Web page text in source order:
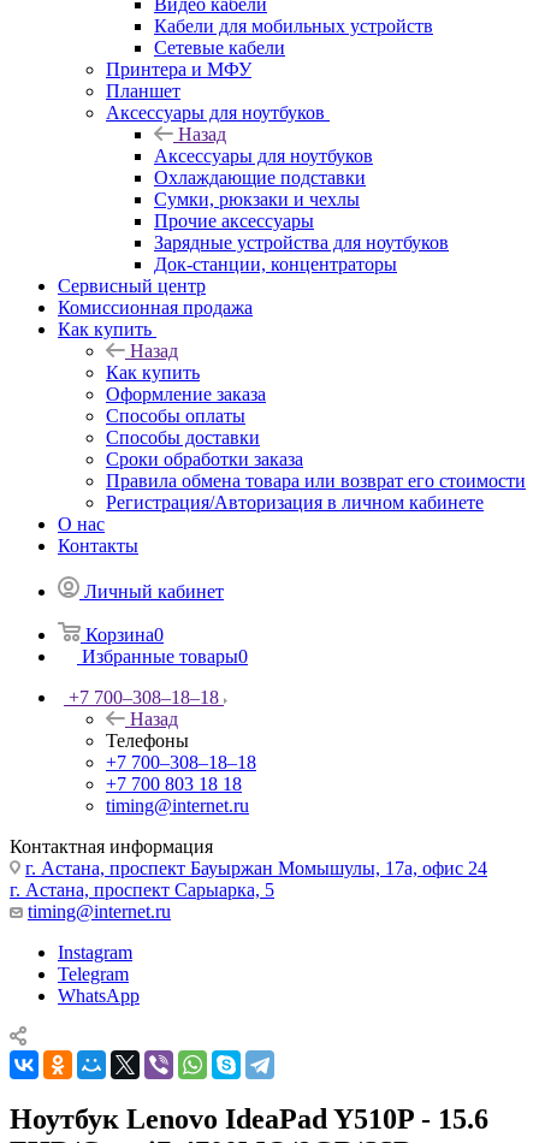
Видео кабели
Кабели для мобильных устройств
Сетевые кабели
Принтера и МФУ
Планшет
Аксессуары для ноутбуков
Назад
Аксессуары для ноутбуков
Охлаждающие подставки
Сумки, рюкзаки и чехлы
Прочие аксессуары
Зарядные устройства для ноутбуков
Док-станции, концентраторы
Сервисный центр
Комиссионная продажа
Как купить
Назад
Как купить
Оформление заказа
Способы оплаты
Способы доставки
Сроки обработки заказа
Правила обмена товара или возврат его стоимости
Регистрация/Авторизация в личном кабинете
О нас
Контакты
Личный кабинет
Корзина0
Избранные товары0
+7 700‒308‒18‒18
Назад
Телефоны
+7 700‒308‒18‒18
+7 700 803 18 18
timing@internet.ru
Контактная информация
г. Астана, проспект Бауыржан Момышулы, 17а, офис 24
г. Астана, проспект Сарыарка, 5
timing@internet.ru
Instagram
Telegram
WhatsApp
Ноутбук Lenovo IdeaPad Y510P - 15.6